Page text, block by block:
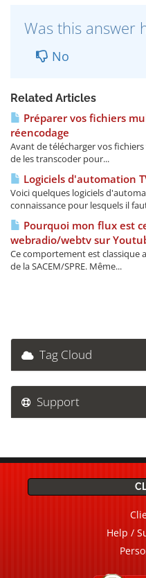
Was this answer
No
Related Articles
Préparer vos fichiers
réencodage
Avant de télécharger vos
de les transcoder pour...
Logiciels d'automation
Voici quelques logiciels
connaissance pour lesquels il
Pourquoi mon flux est
webradio/webtv sur
Ce comportement est classique
de la SACEM/SPRE. Même...
Tag Cloud
Support
Help /